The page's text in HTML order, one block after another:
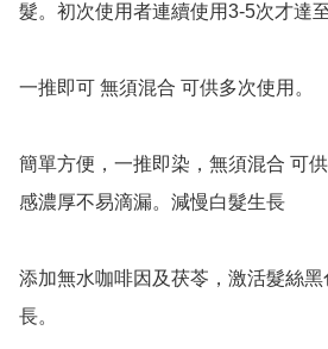
髮。初次使用者連續使用3-5次才達
一推即可 無須混合 可供多次使用。
簡單方便，一推即染，無須混合 可
感濃厚不易滴漏。減慢白髮生長
添加無水咖啡因及茯苓，激活髮絲
長。